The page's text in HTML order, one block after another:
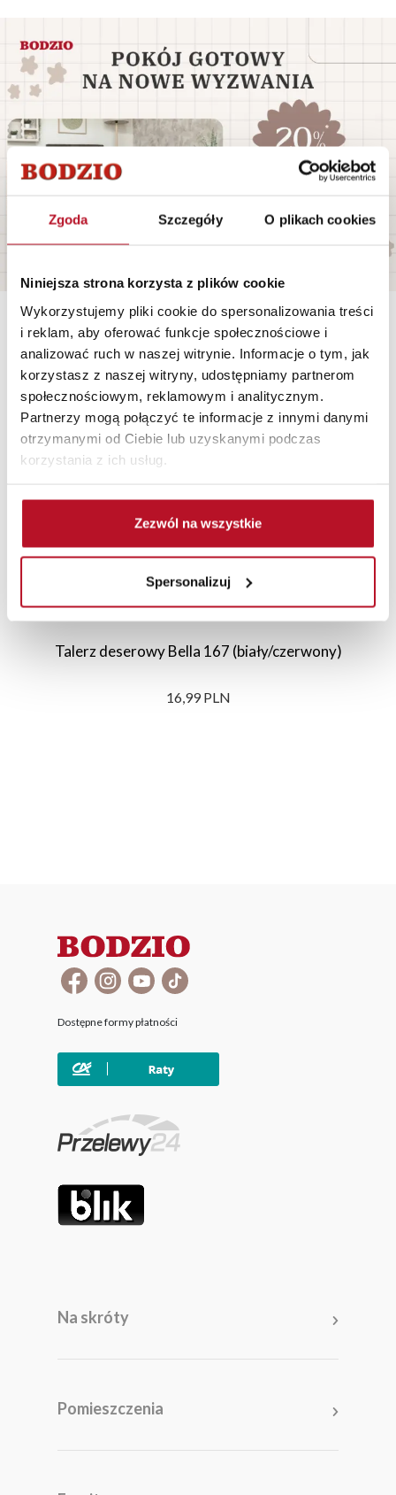
Zgoda Szczegóły O plikach cookies
Niniejsza strona korzysta z plików cookie
Wykorzystujemy pliki cookie do spersonalizowania treści
i reklam, aby oferować funkcje społecznościowe i
analizować ruch w naszej witrynie. Informacje o tym, jak
korzystasz z naszej witryny, udostępniamy partnerom
społecznościowym, reklamowym i analitycznym.
Partnerzy mogą połączyć te informacje z innymi danymi
otrzymanymi od Ciebie lub uzyskanymi podczas
korzystania z ich usług.
Zezwól na wszystkie
Spersonalizuj
Polecane Nowości Sale
Talerz deserowy Bella 167 (biały/czerwony)
16,99 PLN
Dostępne formy płatności
Na skróty
Pomieszczenia